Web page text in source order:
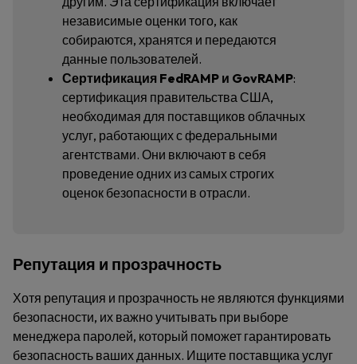
независимые оценки того, как
собираются, хранятся и передаются
данные пользователей.
Сертификация FedRAMP и GovRAMP:
сертификация правительства США,
необходимая для поставщиков облачных
услуг, работающих с федеральными
агентствами. Они включают в себя
проведение одних из самых строгих
оценок безопасности в отрасли.
Репутация и прозрачность
Хотя репутация и прозрачность не являются функциями
безопасности, их важно учитывать при выборе
менеджера паролей, который поможет гарантировать
безопасность ваших данных. Ищите поставщика услуг